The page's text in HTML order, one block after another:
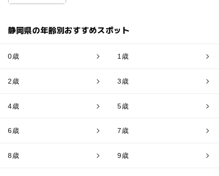
静岡県の年齢別おすすめスポット
0歳 1歳
2歳 3歳
4歳 5歳
6歳 7歳
8歳 9歳